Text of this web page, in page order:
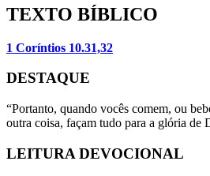
TEXTO BÍBLICO
1 Coríntios 10.31,32
DESTAQUE
“Portanto, quando vocês comem, ou
outra coisa, façam tudo para a glória de
LEITURA DEVOCIONAL